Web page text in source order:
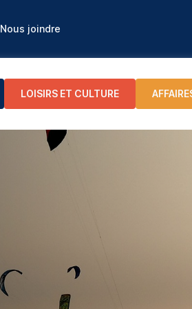
Nous joindre
LOISIRS ET CULTURE